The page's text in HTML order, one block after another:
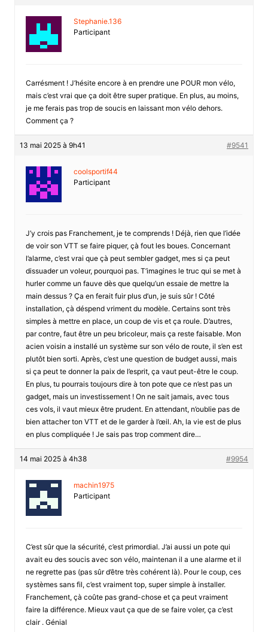
Stephanie.136
Participant
Carrésment ! J’hésite encore à en prendre une POUR mon vélo,
mais c’est vrai que ça doit être super pratique. En plus, au moins,
je me ferais pas trop de soucis en laissant mon vélo dehors.
Comment ça ?
13 mai 2025 à 9h41 #9541
coolsportif44
Participant
J’y crois pas Franchement, je te comprends ! Déjà, rien que l’idée
de voir son VTT se faire piquer, çà fout les boues. Concernant
l’alarme, c’est vrai que çà peut sembler gadget, mes si ça peut
dissuader un voleur, pourquoi pas. T’imagines le truc qui se met à
hurler comme un fauve dès que quelqu’un essaie de mettre la
main dessus ? Ça en ferait fuir plus d’un, je suis sûr ! Côté
installation, çà déspend vriment du modèle. Certains sont très
simples à mettre en place, un coup de vis et ça roule. D’autres,
par contre, faut être un peu bricoleur, mais ça reste faisable. Mon
acien voisin a installé un système sur son vélo de route, il s’en est
plutôt bien sorti. Après, c’est une question de budget aussi, mais
si ça peut te donner la paix de l’esprit, ça vaut peut-être le coup.
En plus, tu pourrais toujours dire à ton pote que ce n’est pas un
gadget, mais un investissement ! On ne sait jamais, avec tous
ces vols, il vaut mieux être prudent. En attendant, n’oublie pas de
bien attacher ton VTT et de le garder à l’œil. Ah, la vie est de plus
en plus compliquée ! Je sais pas trop comment dire…
14 mai 2025 à 4h38 #9954
machin1975
Participant
C’est sûr que la sécurité, c’est primordial. J’ai aussi un pote qui
avait eu des soucis avec son vélo, maintenan il a une alarme et il
ne regrette pas (pas sûr d’être très cohérent là). Pour le coup, ces
systèmes sans fil, c’est vraiment top, super simple à installer.
Franchement, çà coûte pas grand-chose et ça peut vraiment
faire la différence. Mieux vaut ça que de se faire voler, ça c’est
clair . Génial